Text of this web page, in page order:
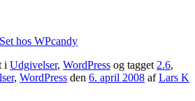
Set hos WPcandy
i Udgivelser, WordPress og tagget 2.6,
, WordPress den 6. april 2008 afLars K